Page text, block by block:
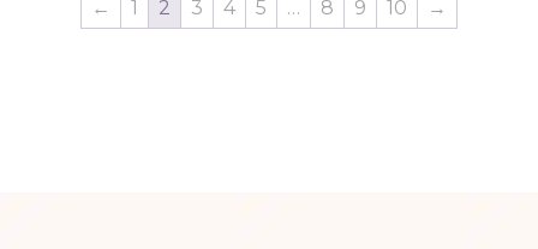
← 1 2 3 4 5 … 8 9 10 →